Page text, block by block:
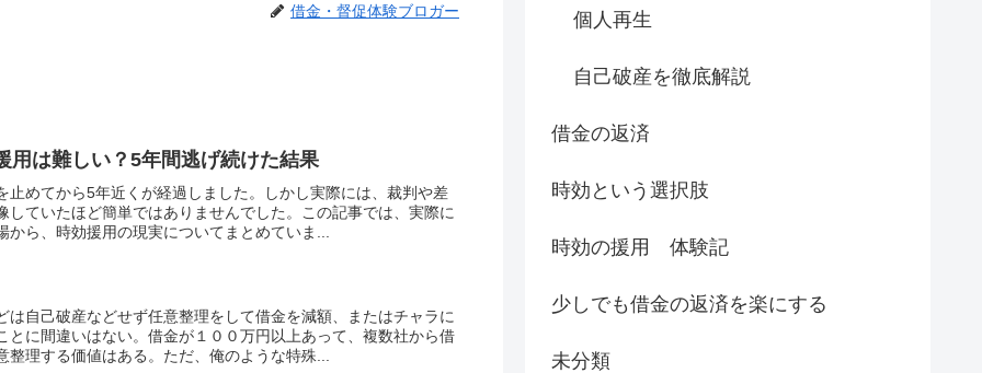
借金・督促体験ブロガー
用は難しい？5年間逃げ続けた結果
止めてから5年近くが経過しました。しかし実際には、裁判や差
していたほど簡単ではありませんでした。この記事では、実際に
ら、時効援用の現実についてまとめていま...
は自己破産などせず任意整理をして借金を減額、またはチャラに
とに間違いはない。借金が１００万円以上あって、複数社から借
理する価値はある。ただ、俺のような特殊...
個人再生
自己破産を徹底解説
借金の返済
時効という選択肢
時効の援用 体験記
少しでも借金の返済を楽にする
未分類